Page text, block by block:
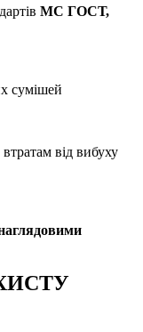
МС ГОСТ,
сумішей
від вибуху